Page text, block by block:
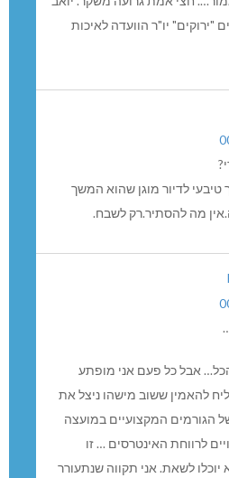
"ירוקים" יו"ר הוועדה לאיכות
טיבעי לדיור מוגן שהוא המשך
מה להסתיר.רק לשבח.
אבל כל פעם אני מופתע
להאמין ששוב מישהו ניצל את
הגורמים המקצועיים במועצה
לרווחת האינטרסים … זו
לשאת. אני תקווה שנתעורר